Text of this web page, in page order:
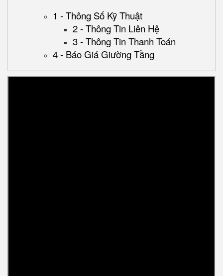
1 - Thông Số Kỹ Thuật
2 - Thông Tin Liên Hệ
3 - Thông Tin Thanh Toán
4 - Báo Giá Giường Tầng